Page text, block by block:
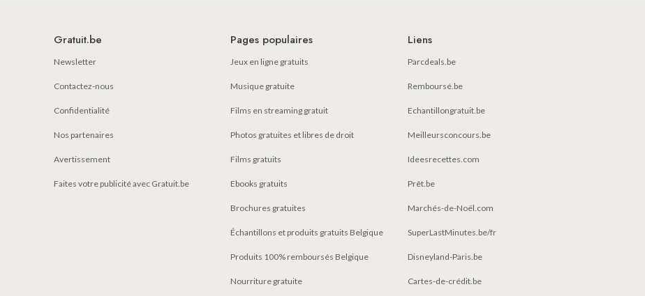
Gratuit.be
Newsletter
Contactez-nous
Confidentialité
Nos partenaires
Avertissement
Faites votre publicité avec Gratuit.be
Pages populaires
Jeux en ligne gratuits
Musique gratuite
Films en streaming gratuit
Photos gratuites et libres de droit
Films gratuits
Ebooks gratuits
Brochures gratuites
Échantillons et produits gratuits Belgique
Produits 100% remboursés Belgique
Nourriture gratuite
Liens
Parcdeals.be
Remboursé.be
Echantillongratuit.be
Meilleursconcours.be
Ideesrecettes.com
Prêt.be
Marchés-de-Noël.com
SuperLastMinutes.be/fr
Disneyland-Paris.be
Cartes-de-crédit.be